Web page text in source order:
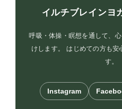
イルチブレインヨ
呼吸・体操・瞑想を通して、
けします。 はじめての方も安
す。
Instagram